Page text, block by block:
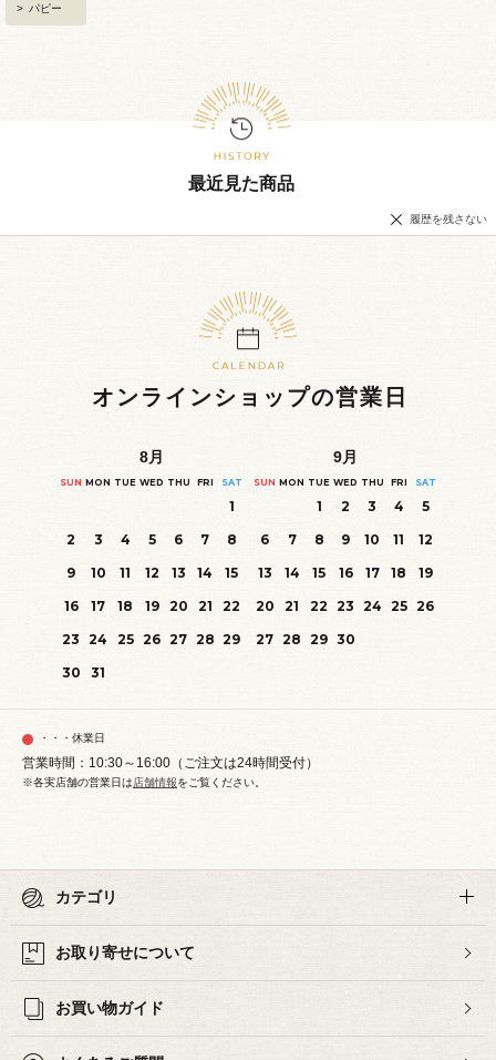
> パピー
最近見た商品
履歴を残さない
オンラインショップの営業日
8月
SUN MON TUE WED THU FRI SAT
1
2
3 4 5 6 7
8
9
10 11 12 13 14
15
16
17 18 19 20 21
22
23 24 25 26 27 28 29
30
31
9月
SUN MON TUE WED THU FRI SAT
1 2 3 4
5
6
7 8 9 10 11
12
13
14 15 16 17 18
19
20
21 22 23 24 25 26
27 28 29 30
・・・休業日
営業時間：10:30～16:00（ご注文は24時間受付）
※各実店舗の営業日は店舗情報をご覧ください。
カテゴリ
お取り寄せについて
お買い物ガイド